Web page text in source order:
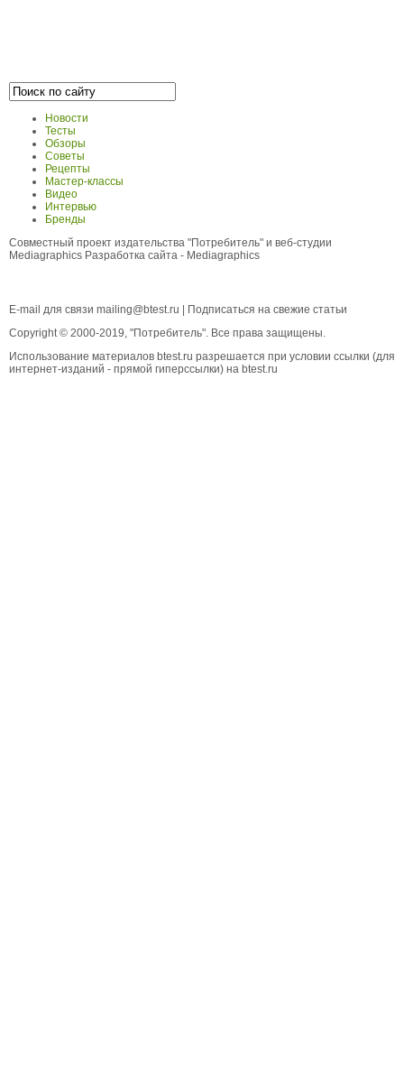
Новости
Тесты
Обзоры
Советы
Рецепты
Мастер-классы
Видео
Интервью
Бренды
Совместный проект издательства "Потребитель" и веб-студии
Mediagraphics Разработка сайта - Mediagraphics
E-mail для связи mailing@btest.ru
Подписаться на свежие статьи
Copyright © 2000-2019, "Потребитель". Все права защищены.
Использование материалов btest.ru разрешается при условии ссылки (для
интернет-изданий - прямой гиперссылки) на btest.ru